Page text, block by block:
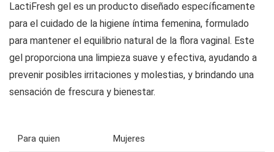
LactiFresh gel es un producto diseñado específicamente
para el cuidado de la higiene íntima femenina, formulado
para mantener el equilibrio natural de la flora vaginal. Este
gel proporciona una limpieza suave y efectiva, ayudando a
prevenir posibles irritaciones y molestias, y brindando una
sensación de frescura y bienestar.
Para quien Mujeres